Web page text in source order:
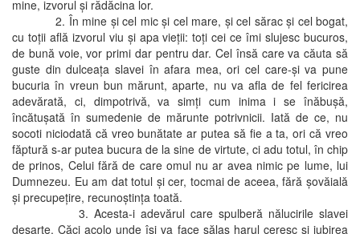
mine, izvorul şi rădăcina lor.
2. În mine şi cel mic şi cel mare, şi cel sărac şi cel bogat,
cu toţii află izvorul viu şi apa vieţii: toţi cei ce îmi slujesc bucuros,
de bună voie, vor primi dar pentru dar. Cel însă care va căuta să
guste din dulceaţa slavei în afara mea, ori cel care-şi va pune
bucuria în vreun bun mărunt, aparte, nu va afla de fel fericirea
adevărată, ci, dimpotrivă, va simţi cum inima i se înăbuşă,
încătuşată în sumedenie de mărunte potrivnicii. Iată de ce, nu
socoti niciodată că vreo bunătate ar putea să fie a ta, ori că vreo
făptură s-ar putea bucura de la sine de virtute, ci adu totul, în chip
de prinos, Celui fără de care omul nu ar avea nimic pe lume, lui
Dumnezeu. Eu am dat totul şi cer, tocmai de aceea, fără şovăială
şi precupeţire, recunoştinţa toată.
3. Acesta-i adevărul care spulberă nălucirile slavei
deşarte. Căci acolo unde îşi va face sălaş harul ceresc şi iubirea